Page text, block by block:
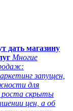
дать магазину
Многие
запущен,
для
роста скрыты
цен, а об